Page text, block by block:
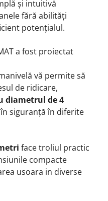
și intuitivă
fără abilități
potențialul.
a fost proiectat
vă permite să
de ridicare,
diametrul de 4
siguranță în diferite
face troliul practic
compacte
usoara in diverse